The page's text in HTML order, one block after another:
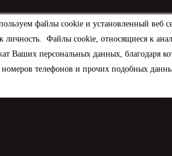
файлы cookie и установленный веб
личность. Файлы cookie, относящиеся к
Ваших персональных данных, благодаря
номеров телефонов и прочих подобных